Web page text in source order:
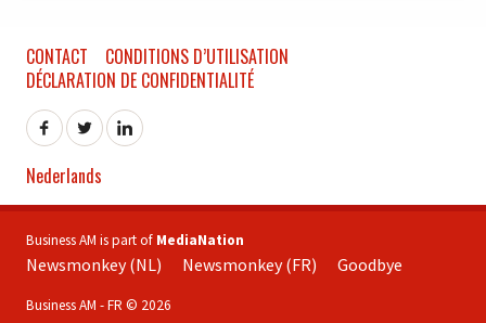
CONTACT
CONDITIONS D’UTILISATION
DÉCLARATION DE CONFIDENTIALITÉ
Nederlands
Business AM is part of MediaNation
Newsmonkey (NL) Newsmonkey (FR) Goodbye
Business AM - FR © 2026